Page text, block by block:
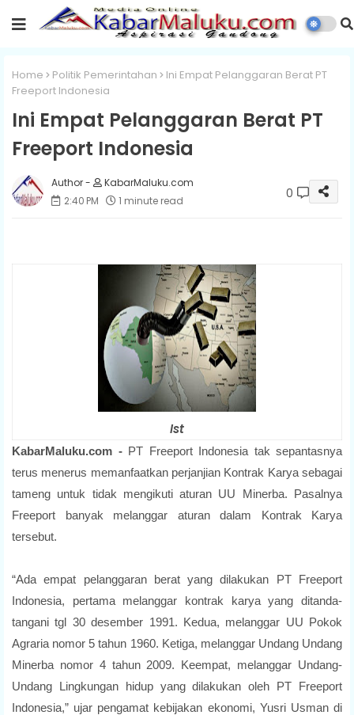
Home Politik Pemerintahan
Ini Empat Pelanggaran Berat PT
Freeport Indonesia
Ini Empat Pelanggaran Berat PT
Freeport Indonesia
KabarMaluku.com
2:40 PM
1 minute read 0
Ist
KabarMaluku.com -PT Freeport Indonesia tak sepantasnya
terus menerus memanfaatkan perjanjian Kontrak Karya sebagai
tameng untuk tidak mengikuti aturan UU Minerba. Pasalnya
Freeport banyak melanggar aturan dalam Kontrak Karya
tersebut.
“Ada empat pelanggaran berat yang dilakukan PT Freeport
Indonesia, pertama melanggar kontrak karya yang ditanda-
tangani tgl 30 desember 1991. Kedua, melanggar UU Pokok
Agraria nomor 5 tahun 1960. Ketiga, melanggar Undang Undang
Minerba nomor 4 tahun 2009. Keempat, melanggar Undang-
Undang Lingkungan hidup yang dilakukan oleh PT Freeport
Indonesia,” ujar pengamat kebijakan ekonomi, Yusri Usman di